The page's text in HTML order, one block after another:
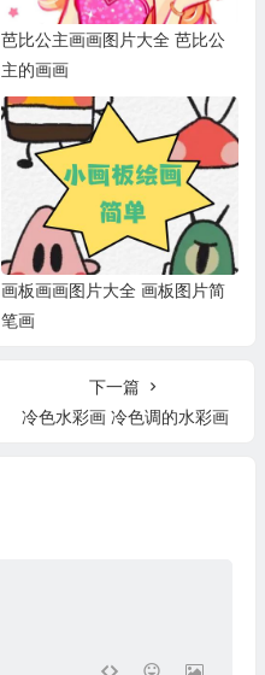
芭比公主画画图片大全 芭比公
主的画画
画板画画图片大全 画板图片简
笔画
下一篇
冷色水彩画 冷色调的水彩画